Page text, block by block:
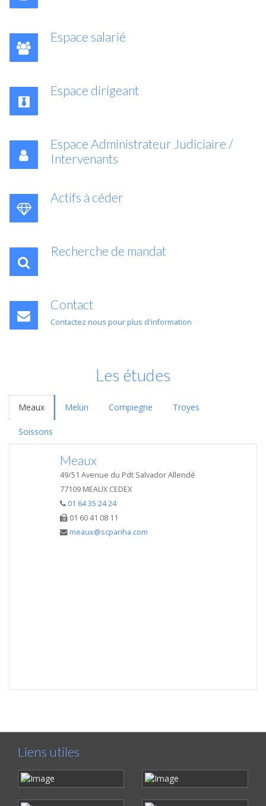
Espace salarié
Espace dirigeant
Espace Administrateur Judiciaire /
Intervenants
Actifs à céder
Recherche de mandat
Contact
Contactez nous pour plus d'information
Les études
Meaux Melun Compiegne Troyes
Soissons
Meaux
49/51 Avenue du Pdt Salvador Allendé
77109 MEAUX CEDEX
01 64 35 24 24
01 60 41 08 11
meaux@scpanha.com
Liens utiles